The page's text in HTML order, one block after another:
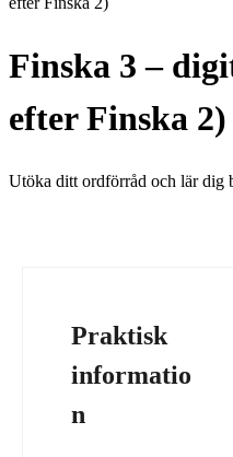
Finska 3 –
efter Finska 2)
Utöka ditt ordförråd och lär dig
Praktisk
informatio
n